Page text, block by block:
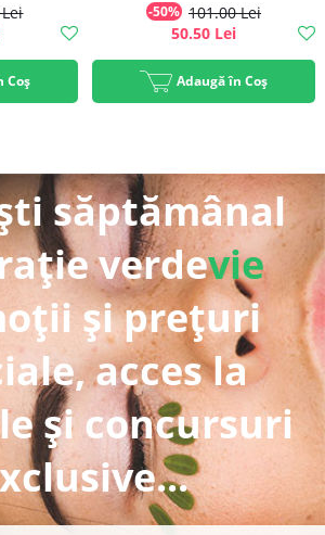
Coș
-50% 101.00 Lei
50.50 Lei
Adaugă în Coș
săptămânal
verdevie
și prețuri
acces la
și concursuri